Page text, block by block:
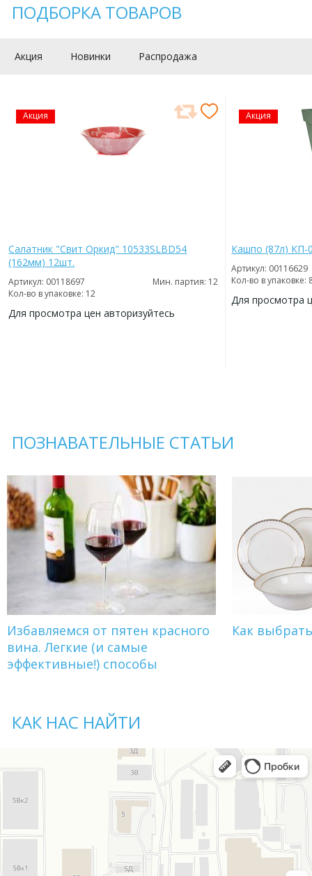
ПОДБОРКА ТОВАРОВ
Акция Новинки Распродажа
Акция
Салатник "Свит Оркид" 10533SLBD54
(162мм) 12шт.
Артикул: 00118697
Мин. партия: 12
Кол-во в упаковке: 12
Для просмотра цен авторизуйтесь
Акция
Кашпо (87л) КП-
Артикул: 00116629
Кол-во в упаковке:
Для просмотра
ПОЗНАВАТЕЛЬНЫЕ СТАТЬИ
Избавляемся от пятен красного
вина. Легкие (и самые
эффективные!) способы
Как
КАК НАС НАЙТИ